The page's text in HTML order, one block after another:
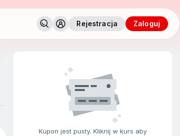
Rejestracja zaloguj
Kupon jest pusty. Kliknij w kurs aby
Ostatnie